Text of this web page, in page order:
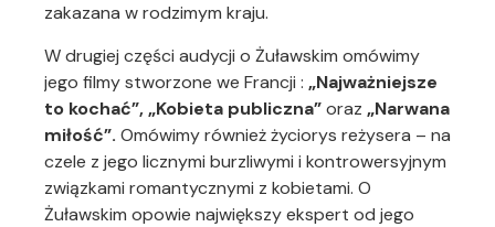
zakazana w rodzimym kraju.
W drugiej części audycji o Żuławskim omówimy
jego filmy stworzone we Francji : „Najważniejsze
to kochać”, „Kobieta publiczna”oraz „Narwana
miłość”. Omówimy również życiorys reżysera – na
czele z jego licznymi burzliwymi i kontrowersyjnym
związkami romantycznymi z kobietami. O
Żuławskim opowie największy ekspert od jego